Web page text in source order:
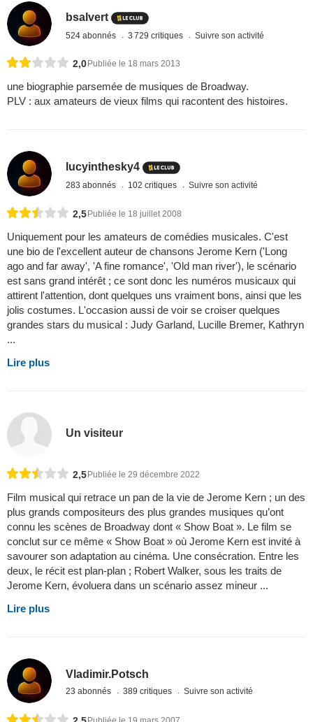
bsalvert
524 abonnés 3 729 critiques Suivre son activité
2,0 Publiée le 18 mars 2013
une biographie parsemée de musiques de Broadway.
PLV : aux amateurs de vieux films qui racontent des histoires.
lucyinthesky4
283 abonnés 102 critiques Suivre son activité
2,5Publiée le 18 juillet 2008
Uniquement pour les amateurs de comédies musicales. C'est
une bio de l'excellent auteur de chansons Jerome Kern ('Long
ago and far away', 'A fine romance', 'Old man river'), le scénario
est sans grand intérêt ; ce sont donc les numéros musicaux qui
attirent l'attention, dont quelques uns vraiment bons, ainsi que les
jolis costumes. L'occasion aussi de voir se croiser quelques
grandes stars du musical : Judy Garland, Lucille Bremer, Kathryn
...
Lire plus
Un visiteur
2,5Publiée le 29 décembre 2022
Film musical qui retrace un pan de la vie de Jerome Kern ; un des
plus grands compositeurs des plus grandes musiques qu’ont
connu les scènes de Broadway dont « Show Boat ». Le film se
conclut sur ce même « Show Boat » où Jerome Kern est invité à
savourer son adaptation au cinéma. Une consécration. Entre les
deux, le récit est plan-plan ; Robert Walker, sous les traits de
Jerome Kern, évoluera dans un scénario assez mineur ...
Lire plus
Vladimir.Potsch
23 abonnés 389 critiques Suivre son activité